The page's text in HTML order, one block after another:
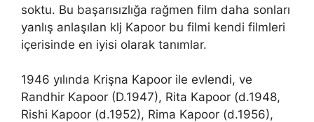
soktu. Bu başarısızlığa rağmen film daha sonları
yanlış anlaşılan klj Kapoor bu filmi kendi filmleri
içerisinde en iyisi olarak tanımlar.
1946 yılında Krişna Kapoor ile evlendi, ve
Randhir Kapoor (D.1947), Rita Kapoor (d.1948,
Rishi Kapoor (d.1952), Rima Kapoor (d.1956),